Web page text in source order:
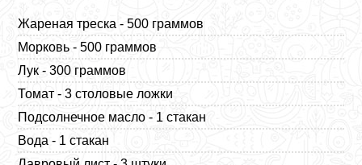
Жареная треска - 500 граммов
Морковь - 500 граммов
Лук - 300 граммов
Томат - 3 столовые ложки
Подсолнечное масло - 1 стакан
Вода - 1 стакан